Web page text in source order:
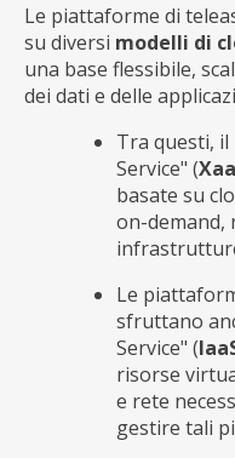
Le piattaforme di
su diversi modelli di
una base flessibile,
dei dati e delle
Tra questi,
Service" (
basate su
on-demand,
Le
sfruttano
Service" (
risorse
e rete
gestire tali